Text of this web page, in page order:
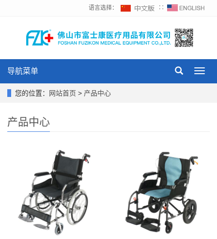
语言选择： ∷
导航菜单
您的位置： 网站首页 > 产品中心
产品中心